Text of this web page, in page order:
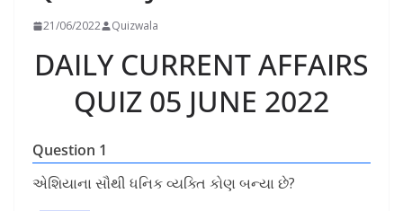
21/06/2022 Quizwala
DAILY CURRENT AFFAIRS
QUIZ 05 JUNE 2022
Question 1
એશિયાના સૌથી ધનિક વ્યક્તિ કોણ બન્યા છે?